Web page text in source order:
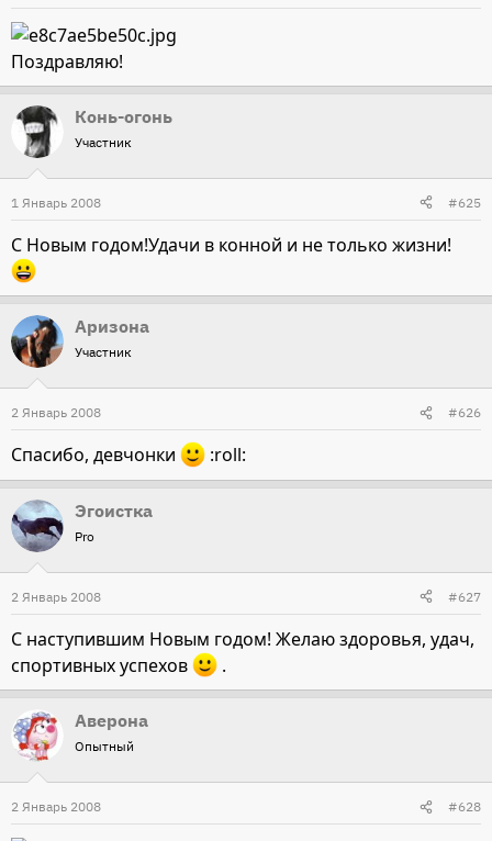
Поздравляю!
Конь-огонь
Участник
1 Январь 2008 #625
С Новым годом!Удачи в конной и не только жизни!
Аризона
Участник
2 Январь 2008 #626
Спасибо, девчонки :roll:
Эгоистка
Pro
2 Январь 2008 #627
С наступившим Новым годом! Желаю здоровья, удач,
спортивных успехов
.
Аверона
Опытный
2 Январь 2008 #628